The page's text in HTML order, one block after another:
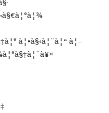
à¦•à§‹à¦¨à¦“ à¦–